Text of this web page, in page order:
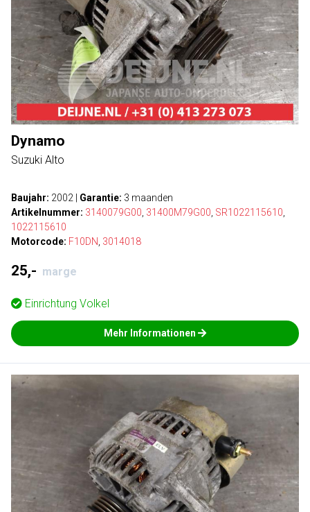
Dynamo
Suzuki Alto
Baujahr: 2002 Garantie: 3 maanden
Artikelnummer: 3140079G00 31400M79G00 SR1022115610
1022115610
Motorcode: F10DN 3014018
25,- marge
Einrichtung Volkel
Mehr Informationen